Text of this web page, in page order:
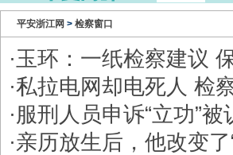
平安浙江网 > 检察窗口
·玉环：一纸检察建议
·私拉电网却电死人 检
·服刑人员申诉“立功”
·亲历放生后，他改变